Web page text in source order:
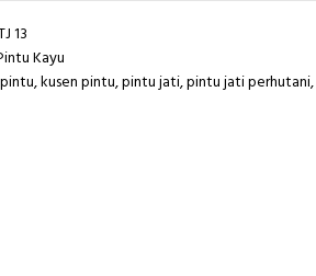
13
Kayu
,kusen pintu,pintu jati,pintu jati perhutani,